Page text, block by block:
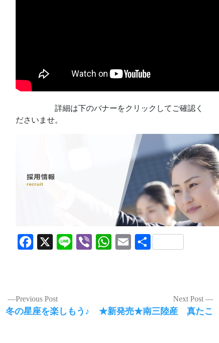
詳細は下のバナーをクリックしてご確認く
ださいませ。
Facebook
X LineViberWhatsApp
Email
共
投
稿
Previous Post
Previous
冬の星座を楽しもう♪
Next Post
Next
★新発売★南三陸産 真たこ